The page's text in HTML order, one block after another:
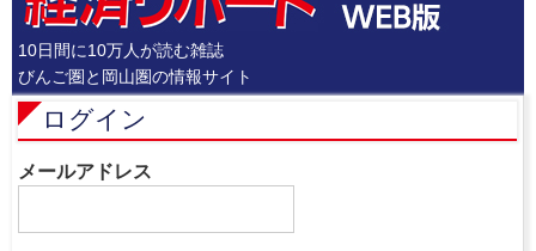
10日間に10万人が読む雑誌
びんご圏と岡山圏の情報サイト
ログイン
メールアドレス